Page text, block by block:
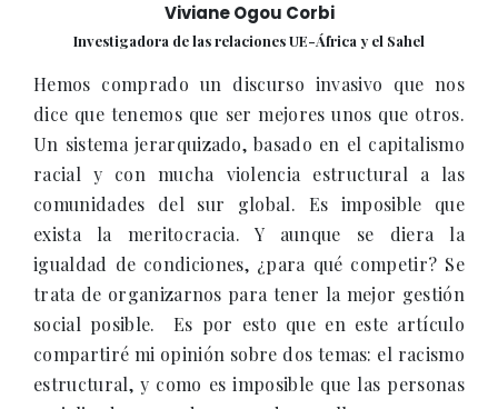
Viviane Ogou Corbi
Investigadora de las relaciones UE-África y el Sahel
Hemos comprado un discurso invasivo que nos
dice que tenemos que ser mejores unos que otros.
Un sistema jerarquizado, basado en el capitalismo
racial y con mucha violencia estructural a las
comunidades del sur global. Es imposible que
exista la meritocracia. Y aunque se diera la
igualdad de condiciones, ¿para qué competir? Se
trata de organizarnos para tener la mejor gestión
social posible. Es por esto que en este artículo
compartiré mi opinión sobre dos temas: el racismo
estructural, y como es imposible que las personas